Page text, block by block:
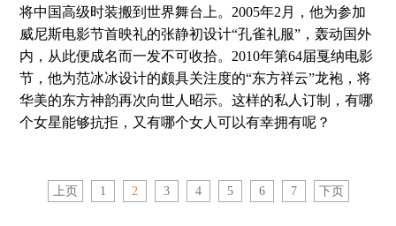
将中国高级时装搬到世界舞台上。2005年2月，他为参加
威尼斯电影节首映礼的张静初设计“孔雀礼服”，轰动国外
内，从此便成名而一发不可收拾。2010年第64届戛纳电影
节，他为范冰冰设计的颇具关注度的“东方祥云”龙袍，将
华美的东方神韵再次向世人昭示。这样的私人订制，有哪
个女星能够抗拒，又有哪个女人可以有幸拥有呢？
上页 1 2 3 4 5 6 7 下页